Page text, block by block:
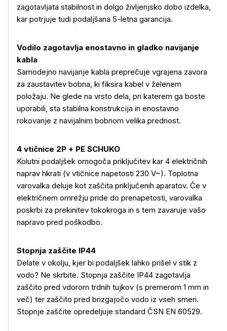
Več o izdelku
zagotavljata stabilnost in dolgo življenjsko dobo izdelka,
kar potrjuje tudi podaljšana 5-letna garancija.
Vodilo zagotavlja enostavno in gladko navijanje
kabla
Samodejno navijanje kabla preprečuje vgrajena zavora
za zaustavitev bobna, ki fiksira kabel v želenem
položaju. Ne glede na vrsto dela, pri katerem ga boste
uporabili, sta stabilna konstrukcija in enostavno
rokovanje z navijalnim bobnom velika prednost.
4 vtičnice 2P + PE SCHUKO
Kolutni podaljšek omogoča priključitev kar 4 električnih
naprav hkrati (v vtičnice napetosti 230 V~). Toplotna
varovalka deluje kot zaščita priključenih aparatov. Če v
električnem omrežju pride do prenapetosti, varovalka
poskrbi za prekinitev tokokroga in s tem zavaruje vašo
napravo pred poškodbo.
Stopnja zaščite IP44
Delate v okolju, kjer bi podaljšek lahko prišel v stik z
vodo? Ne skrbite. Stopnja zaščite IP44 zagotavlja
zaščito pred vdorom trdnih tujkov (s premerom 1 mm in
več) ter zaščito pred brizgajočo vodo iz vseh smeri.
Stopnje zaščite opredeljuje standard ČSN EN 60529.